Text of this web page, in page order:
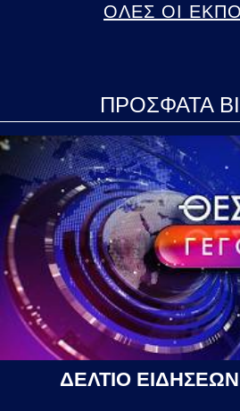
ΟΛΕΣ ΟΙ
ΠΡΟΣΦΑΤΑ
ΔΕΛΤΙΟ ΕΙΔΗΣΕΩΝ